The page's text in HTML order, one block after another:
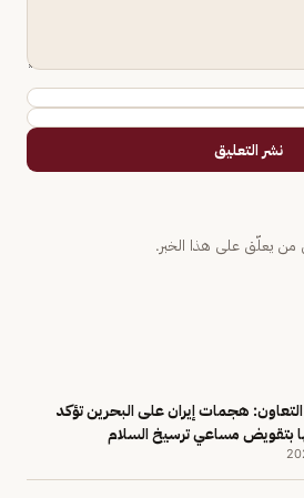
نشر التعليق
من يعلّق على هذا الخبر.
هجمات إيران على البحرين تؤكد
بتقويض مساعي ترسيخ السلام